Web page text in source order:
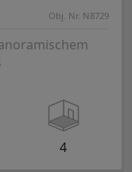
Obj. Nr. N8729
4